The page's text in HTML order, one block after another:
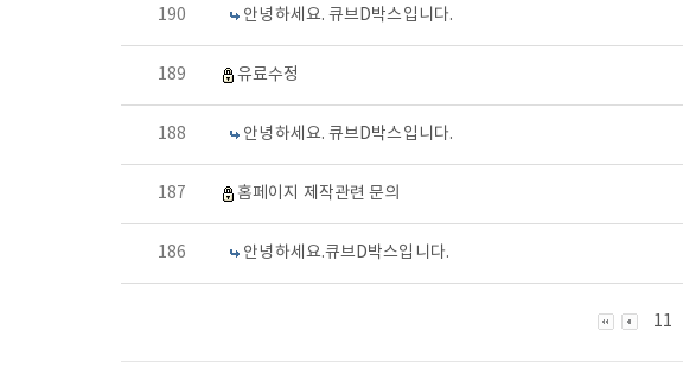
190 안녕하세요. 큐브D박스입니다.
189 유료수정
188 안녕하세요. 큐브D박스입니다.
187 홈페이지 제작관련 문의
186 안녕하세요.큐브D박스입니다.
11